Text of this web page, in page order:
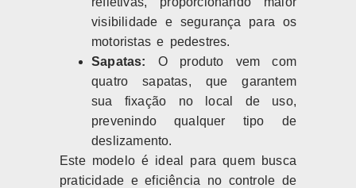
visibilidade e segurança para os
motoristas e pedestres.
Sapatas: O produto vem com
quatro sapatas, que garantem
sua fixação no local de uso,
prevenindo qualquer tipo de
deslizamento.
Este modelo é ideal para quem busca
praticidade e eficiência no controle de